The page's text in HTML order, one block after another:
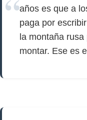
años es que a
paga por
la montaña rusa
montar. Ese es